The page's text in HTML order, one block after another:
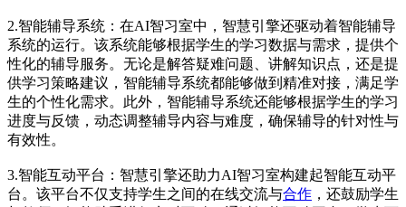
2.智能辅导系统：在AI智习室中，智慧引擎还驱动着智能辅导
系统的运行。该系统能够根据学生的学习数据与需求，提供个
性化的辅导服务。无论是解答疑难问题、讲解知识点，还是提
供学习策略建议，智能辅导系统都能够做到精准对接，满足学
生的个性化需求。此外，智能辅导系统还能够根据学生的学习
进度与反馈，动态调整辅导内容与难度，确保辅导的针对性与
有效性。
3.智能互动平台：智慧引擎还助力AI智习室构建起智能互动平
台。该平台不仅支持学生之间的在线交流与合作 ，还鼓励学生